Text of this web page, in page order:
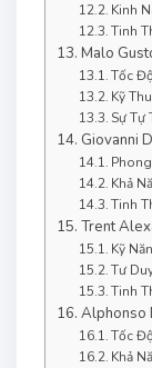
Kinh
Tinh
Malo
Tốc
Kỹ
Sự Tự
Giovanni
Khả
Tinh
Trent
Kỹ
Tư
Tinh
Alphonso
Tốc
Khả